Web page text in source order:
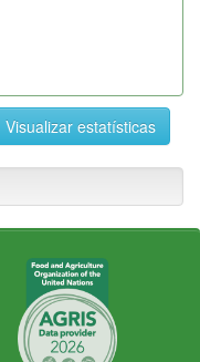
Visualizar estatísticas